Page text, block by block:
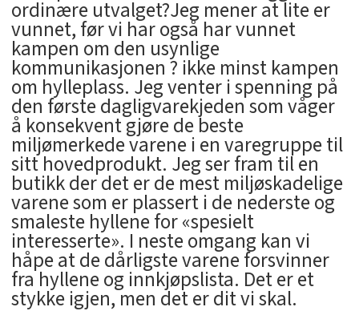
ordinære utvalget?Jeg mener at lite er
vunnet, før vi har også har vunnet
kampen om den usynlige
kommunikasjonen ? ikke minst kampen
om hylleplass. Jeg venter i spenning på
den første dagligvarekjeden som våger
å konsekvent gjøre de beste
miljømerkede varene i en varegruppe til
sitt hovedprodukt. Jeg ser fram til en
butikk der det er de mest miljøskadelige
varene som er plassert i de nederste og
smaleste hyllene for «spesielt
interesserte». I neste omgang kan vi
håpe at de dårligste varene forsvinner
fra hyllene og innkjøpslista. Det er et
stykke igjen, men det er dit vi skal.